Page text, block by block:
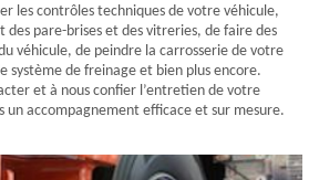
les contrôles techniques de votre véhicule,
des pare-brises et des vitreries, de faire des
véhicule, de peindre la carrosserie de votre
système de freinage et bien plus encore.
et à nous confier l’entretien de votre
un accompagnement efficace et sur mesure.